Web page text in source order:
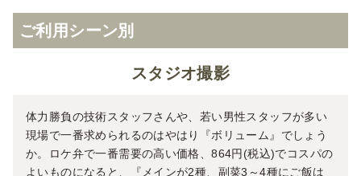
ご利用シーン別
スタジオ撮影
体力勝負の技術スタッフさんや、若い男性スタッフが多い
現場で一番求められるのはやはり『ボリューム』でしょう
か。ロケ弁で一番需要の高い価格、864円(税込)でコスパの
よいものになると、『メインが2種、副菜3～4種にご飯は